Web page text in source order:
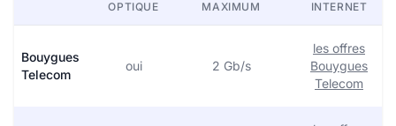
OPTIQUE
MAXIMUM
INTERNET
Bouygues
Telecom
oui 2 Gb/s
les offres
Bouygues
Telecom